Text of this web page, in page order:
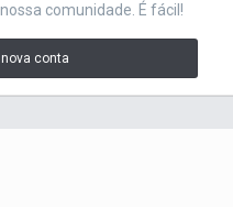
comunidade. É fácil!
conta